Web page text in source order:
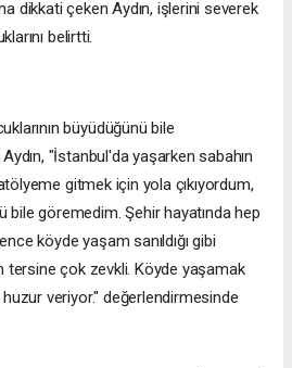
dikkati çeken Aydın, işlerini severek
belirtti.
büyüdüğünü bile
"İstanbul'da yaşarken sabahın
gitmek için yola çıkıyordum,
bile göremedim. Şehir hayatında hep
köyde yaşam sanıldığı gibi
tersine çok zevkli. Köyde yaşamak
veriyor." değerlendirmesinde